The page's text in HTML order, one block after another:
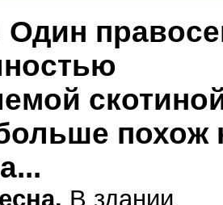
Один
похож
В здании